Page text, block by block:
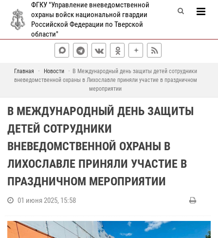
ФГКУ "Управление вневедомственной
охраны войск национальной гвардии
Российской Федерации по Тверской
области"
Главная Новости
В Международный день защиты детей сотрудники
вневедомственной охраны в Лихославле приняли участие в праздничном
мероприятии
В МЕЖДУНАРОДНЫЙ ДЕНЬ ЗАЩИТЫ
ДЕТЕЙ СОТРУДНИКИ
ВНЕВЕДОМСТВЕННОЙ ОХРАНЫ В
ЛИХОСЛАВЛЕ ПРИНЯЛИ УЧАСТИЕ В
ПРАЗДНИЧНОМ МЕРОПРИЯТИИ
01 июня 2025, 15:58